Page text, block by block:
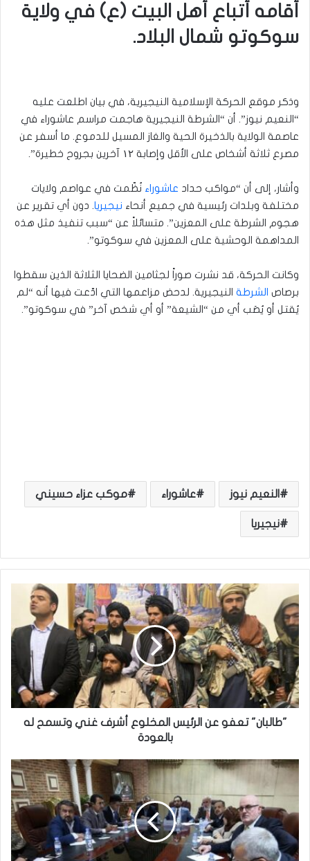
أقامه أتباع أهل البيت (ع) في ولاية
سوكوتو شمال البلاد.
وذكر موقع الحركة الإسلامية النيجيرية، في بيان اطلعت عليه
“النعيم نيوز”. أن “الشرطة النيجيرية هاجمت مراسم عاشوراء في
عاصمة الولاية بالذخيرة الحية والغاز المسيل للدموع. ما أسفر عن
مصرع ثلاثة أشخاص على الأقل وإصابة ۱۲ آخرين بجروح خطيرة”.
وأشار، إلى أن “مواكب حداد عاشوراء نُظّمت في عواصم ولايات
مختلفة وبلدات رئيسية في جميع أنحاء نيجيريا. دون أي تقرير عن
هجوم الشرطة على المعزين”. متسائلاً عن “سبب تنفيذ مثل هذه
المداهمة الوحشية على المعزين في سوكوتو”.
وكانت الحركة، قد نشرت صوراً لجثامين الضحايا الثلاثة الذين سقطوا
برصاص الشرطة النيجيرية. لدحض مزاعمها التي ادّعت فيها أنه “لم
يُقتل أو يُصَب أي من “الشيعة” أو أي شخص آخر” في سوكوتو”.
النعيم نيوز عاشوراء موكب عزاء حسيني
نيجيريا
ط
ا
ل
ب
ا
ن
"
ت
ع
ر
ئ
ي
"طالبان" تعفو عن الرئيس المخلوع أشرف غني وتسمح له
بالعودة
’
ن
ت
ت
ج